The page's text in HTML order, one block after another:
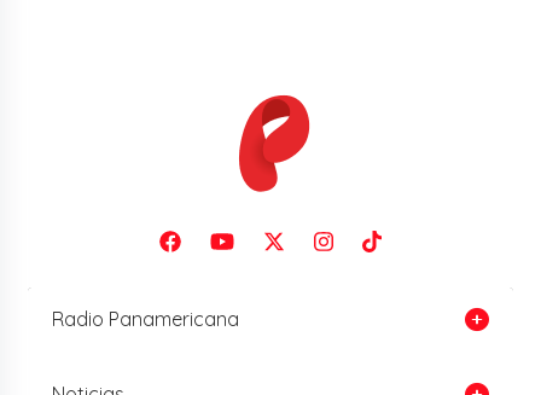
Radio Panamericana